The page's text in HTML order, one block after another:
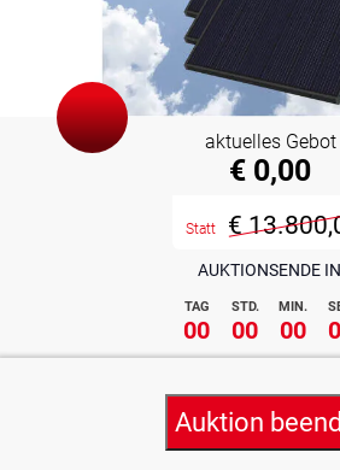
AUKTIONSENDE IN
TAG STD. MIN.
00 00 00
aktuelles Gebot
€ 0,00
Statt €
Auktion